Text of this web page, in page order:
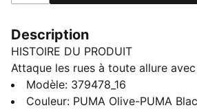
Description
HISTOIRE DU PRODUIT
Attaque les rues à toute allure
tige intègre une structure moderne
garantissant un chaussant ultra-
Modèle: 379478_16
Couleur: PUMA Olive-PUMA